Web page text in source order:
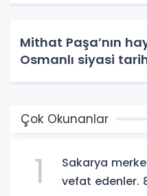
Mithat Paşa’nın
Osmanlı siyasi
Çok Okunanlar
1
Sakarya
vefat edenler.